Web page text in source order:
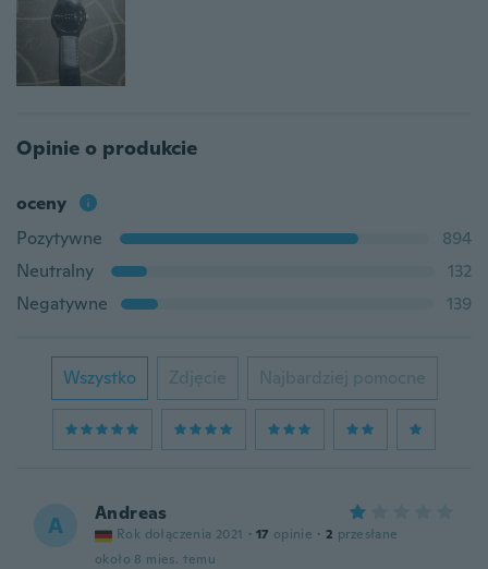
Opinie o produkcie
oceny
Pozytywne
894
Neutralny
132
Negatywne
139
Wszystko Zdjęcie Najbardziej pomocne
A Andreas
Rok dołączenia 2021 · 17 opinie · 2 przesłane
około 8 mies. temu